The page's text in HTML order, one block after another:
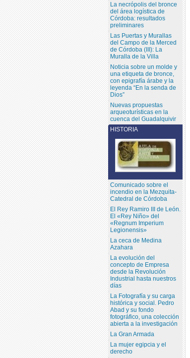
La necrópolis del bronce
del área logística de
Córdoba: resultados
preliminares
Las Puertas y Murallas
del Campo de la Merced
de Córdoba (III): La
Muralla de la Villa
Noticia sobre un molde y
una etiqueta de bronce,
con epigrafía árabe y la
leyenda “En la senda de
Dios”
Nuevas propuestas
arqueoturísticas en la
cuenca del Guadalquivir
HISTORIA
Comunicado sobre el
incendio en la Mezquita-
Catedral de Córdoba
El Rey Ramiro III de León.
El «Rey Niño» del
«Regnum Imperium
Legionensis»
La ceca de Medina
Azahara
La evolución del
concepto de Empresa
desde la Revolución
Industrial hasta nuestros
días
La Fotografía y su carga
histórica y social. Pedro
Abad y su fondo
fotográfico, una colección
abierta a la investigación
La Gran Armada
La mujer egipcia y el
derecho